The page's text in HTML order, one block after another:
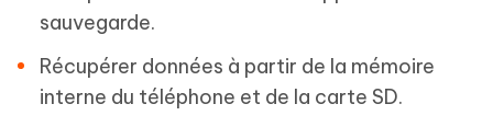
sauvegarde.
Récupérer données à partir de la mémoire
interne du téléphone et de la carte SD.